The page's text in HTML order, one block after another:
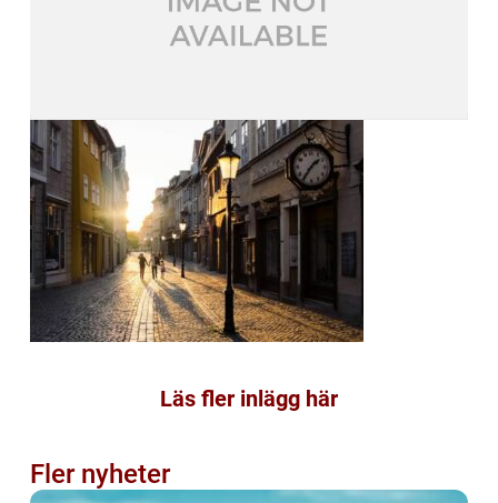
Läs fler inlägg här
Fler nyheter